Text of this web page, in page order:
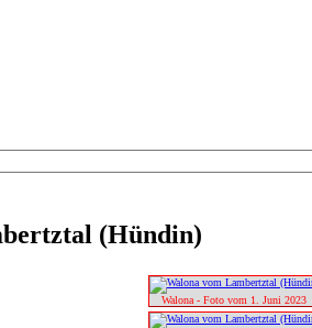
(Hündin)
Walona - Foto vom 1. Juni 2023